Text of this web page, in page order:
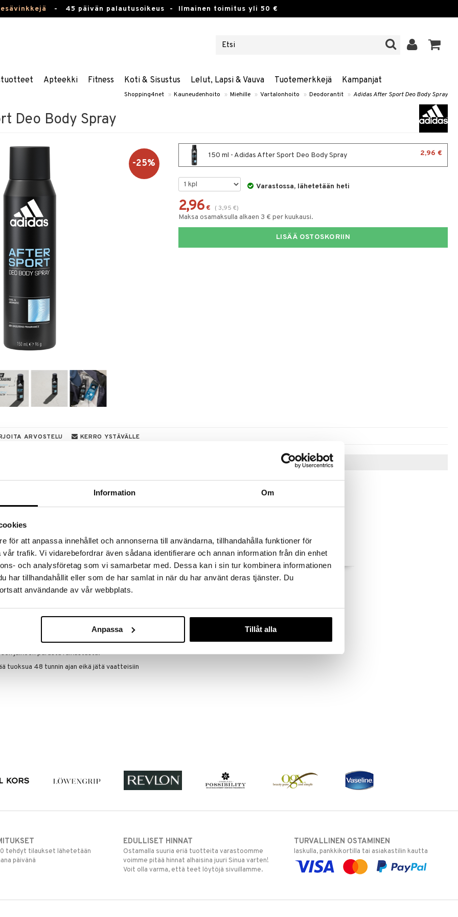
Information Om
för att anpassa innehållet och annonserna till användarna, tillhandahålla funktioner för
trafik. Vi vidarebefordrar även sådana identifierare och annan information från din enhet
och analysföretag som vi samarbetar med. Dessa kan i sin tur kombinera informationen
har tillhandahållit eller som de har samlat in när du har använt deras tjänster. Du
användande av vår webbplats.
Anpassa Tillåt alla
- 45 päivän palautusoikeus - Ilmainen toimitus yli 50 €
Apteekki Fitness Koti & Sisustus Lelut, Lapsi & Vauva Tuotemerkkejä Kampanjat
Shopping4net » Kauneudenhoito » Miehille » Vartalonhoito » Deodorantit » Adidas After Sport Deo Body Spray
Deo Body Spray
-25%
150 ml - Adidas After Sport Deo Body Spray 2,96 €
Varastossa, lähetetään heti
2,96 € ( 3,95 €)
Maksa osamaksulla alkaen 3 € per kuukausi.
LISÄÄ OSTOSKORIIN
ARVOSTELU KERRO YSTÄVÄLLE
löydöt kotiin!
tehdä löytöjä suuresta ALEstamme. Juuri
suuren valikoiman jännittäviä tuotteita
voivat päästä loppumaan!
ale-löydöt »
itsevarmaksi ja trendikkääksi kaikissa
tarvitset aktiiviseen päivään.
Spray sinulle, jonka elämään kuuluu
jälkeen parasta raikastusta.
tuoksua 48 tunnin ajan eikä jätä vaatteisiin
Vinkkejä sinulle
Saatavana useana
Adidas After Sport For
alk.3,95 €
Adidas Ice Dive Edt
10,96 €
tehdyt tilaukset lähetetään
päivänä
EDULLISET HINNAT
Ostamalla suuria eriä tuotteita varastoomme
voimme pitää hinnat alhaisina juuri Sinua varten!
Voit olla varma, että teet löytöjä sivuillamme.
TURVALLINEN OSTAMINEN
laskulla, pankkikortilla tai asiakastilin kautta